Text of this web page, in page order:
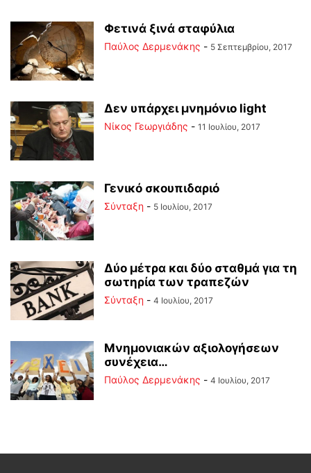
Φετινά ξινά σταφύλια
Παύλος Δερμενάκης - 5 Σεπτεμβρίου, 2017
Δεν υπάρχει μνημόνιο light
Νίκος Γεωργιάδης - 11 Ιουλίου, 2017
Γενικό σκουπιδαριό
Σύνταξη - 5 Ιουλίου, 2017
Δύο μέτρα και δύο σταθμά για τη
σωτηρία των τραπεζών
Σύνταξη - 4 Ιουλίου, 2017
Μνημονιακών αξιολογήσεων
συνέχεια…
Παύλος Δερμενάκης - 4 Ιουλίου, 2017